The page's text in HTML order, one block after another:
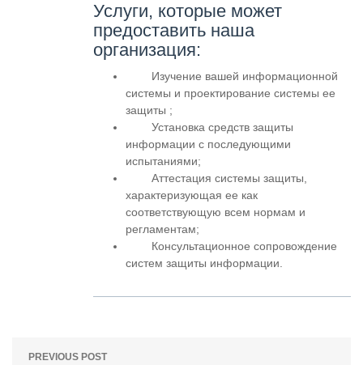
Услуги, которые может
предоставить наша
организация:
Изучение вашей информационной
системы и проектирование системы ее
защиты ;
Установка средств защиты
информации с последующими
испытаниями;
Аттестация системы защиты,
характеризующая ее как
соответствующую всем нормам и
регламентам;
Консультационное сопровождение
систем защиты информации.
PREVIOUS POST